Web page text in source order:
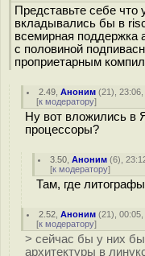
Представьте себе
вкладывались бы в
всемирная поддержка
с половиной
проприетарным
2.49 ,Аноним (21),
[к модератору]
Ну вот вложились в
процессоры?
3.50 ,Аноним (6),
[к модератору]
Там, где
2.52 ,Аноним (21),
[к модератору]
> сейчас бы у них
архитектуры в